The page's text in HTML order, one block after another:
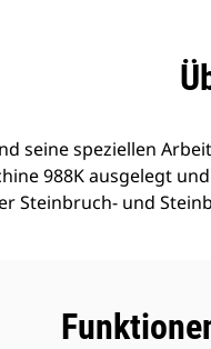
Technische Daten
seine speziellen
988K ausgelegt
Steinbruch- und